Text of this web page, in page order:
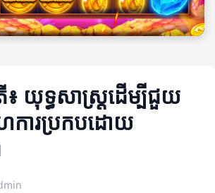
៖ យុទ្ធសាស្ត្រដើម្បីជួយ
ារប្រកបដោយ